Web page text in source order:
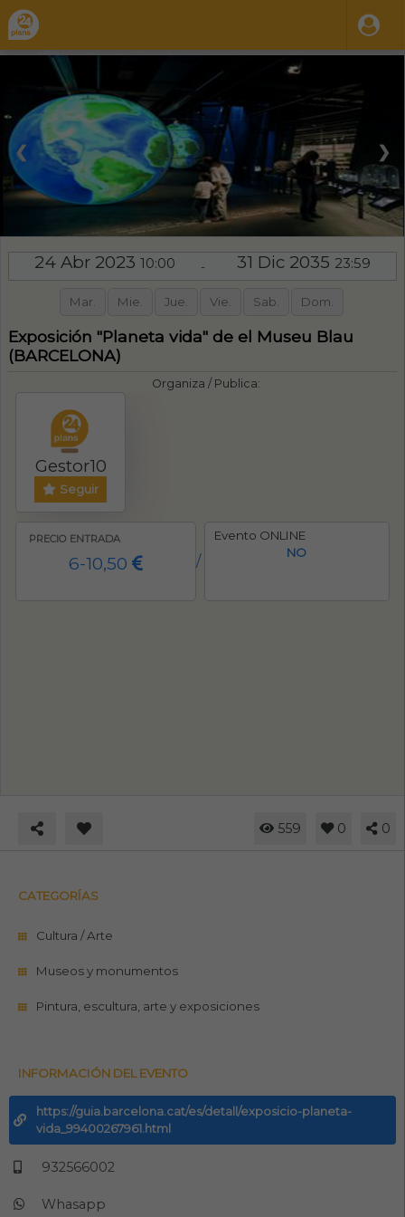
❮ ❯
24 Abr 2023 10:00 - 31 Dic 2035 23:59
Mar. Mie. Jue. Vie. Sab. Dom.
Exposición "Planeta vida" de el Museu Blau
(BARCELONA)
Organiza / Publica:
Gestor10
Seguir
PRECIO ENTRADA
6-10,50 /
Evento ONLINE
NO
559 0 0
CATEGORÍAS
Cultura / Arte
Museos y monumentos
Pintura, escultura, arte y exposiciones
INFORMACIÓN DEL EVENTO
https://guia.barcelona.cat/es/detall/exposicio-planeta-
vida_99400267961.html
932566002
Whasapp